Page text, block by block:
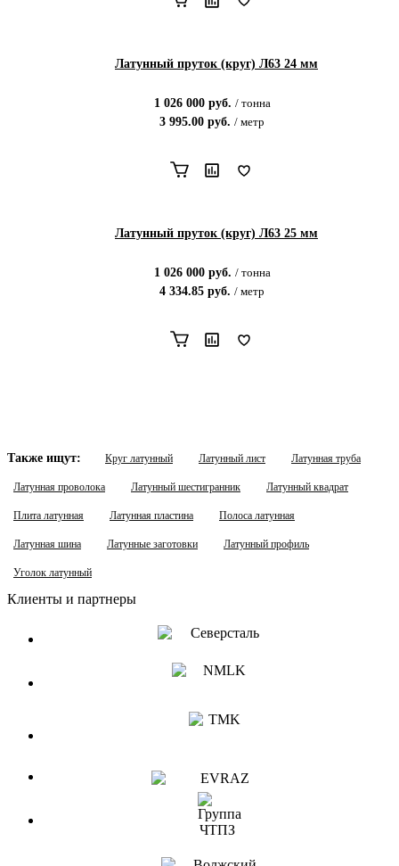
Латунный пруток (круг) Л63 24 мм
1 026 000руб. / тонна
3 995.00 руб. / метр
Латунный пруток (круг) Л63 25 мм
1 026 000руб. / тонна
4 334.85 руб. / метр
Также ищут: Круг латунный Латунный лист Латунная труба
Латунная проволока Латунный шестигранник Латунный квадрат
Плита латунная Латунная пластина Полоса латунная
Латунная шина Латунные заготовки Латунный профиль
Уголок латунный
Клиенты и партнеры